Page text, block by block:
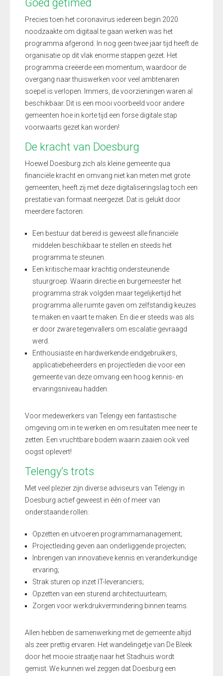
Goed getimed
Precies toen het coronavirus iedereen begin 2020
noodzaakte om digitaal te gaan werken was het
programma afgerond. In nog geen twee jaar tijd heeft de
organisatie op dit vlak enorme stappen gezet. Het
programma creëerde een momentum, waardoor de
overgang naar thuiswerken voor veel ambtenaren
soepel is verlopen. Immers, de voorzieningen waren al
beschikbaar. Dit is een mooi voorbeeld voor andere
gemeenten hoe in korte tijd een forse digitale stap
voorwaarts gezet kan worden!
De kracht van Doesburg
Hoewel Doesburg zich als kleine gemeente qua
financiële kracht en omvang niet kan meten met grote
gemeenten, heeft zij met deze digitaliseringslag toch een
prestatie van formaat neergezet. Dat is gelukt door
meerdere factoren:
Een bestuur dat bereid is geweest alle financiële
middelen beschikbaar te stellen en steeds het
programma te steunen.
Een kritische maar krachtig ondersteunende
stuurgroep. Waarin directie en burgemeester het
programma strak volgden maar tegelijkertijd het
programma alle ruimte gaven om zelfstandig keuzes
te maken en vaart te maken. En die er steeds was als
er door zware tegenvallers om escalatie gevraagd
werd.
Enthousiaste en hardwerkende eindgebruikers,
applicatiebeheerders en projectleden die voor een
gemeente van deze omvang een hoog kennis- en
ervaringsniveau hadden.
Voor medewerkers van Telengy een fantastische
omgeving om in te werken en om resultaten mee neer te
zetten. Een vruchtbare bodem waarin zaaien ook veel
oogst oplevert!
Telengy’s trots
Met veel plezier zijn diverse adviseurs van Telengy in
Doesburg actief geweest in één of meer van
onderstaande rollen:
Opzetten en uitvoeren programmamanagement;
Projectleiding geven aan onderliggende projecten;
Inbrengen van innovatieve kennis en veranderkundige
ervaring;
Strak sturen op inzet IT-leveranciers;
Opzetten van een sturend architectuurteam;
Zorgen voor werkdrukvermindering binnen teams.
Allen hebben de samenwerking met de gemeente altijd
als zeer prettig ervaren. Het wandelingetje van De Bleek
door het mooie straatje naar het Stadhuis wordt
gemist. We kunnen wel zeggen dat Doesburg een